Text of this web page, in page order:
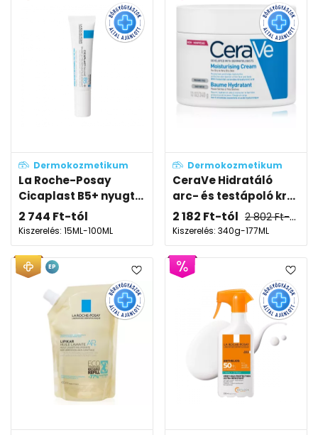
Dermokozmetikum
La Roche-Posay
Cicaplast B5+ nyugt...
2 744 Ft-tól
Kiszerelés: 15ML-100ML
Dermokozmetikum
CeraVe Hidratáló
arc- és testápoló kr...
2 182 Ft-tól 2 802Ft-tól
Kiszerelés: 340g-177ML
EP